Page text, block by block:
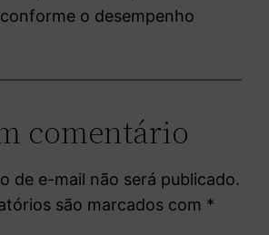
o desempenho
comentário
de e-mail não será publicado.
são marcados com *